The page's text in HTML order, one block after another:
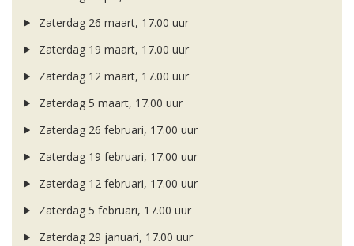
Zaterdag 26 maart, 17.00 uur
Zaterdag 19 maart, 17.00 uur
Zaterdag 12 maart, 17.00 uur
Zaterdag 5 maart, 17.00 uur
Zaterdag 26 februari, 17.00 uur
Zaterdag 19 februari, 17.00 uur
Zaterdag 12 februari, 17.00 uur
Zaterdag 5 februari, 17.00 uur
Zaterdag 29 januari, 17.00 uur